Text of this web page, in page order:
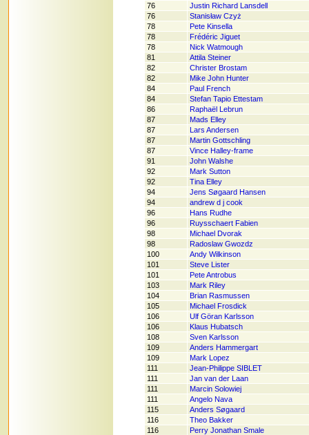
76
Justin Richard Lansdell
76
Stanisław Czyż
78
Pete Kinsella
78
Frédéric Jiguet
78
Nick Watmough
81
Attila Steiner
82
Christer Brostam
82
Mike John Hunter
84
Paul French
84
Stefan Tapio Ettestam
86
Raphaël Lebrun
87
Mads Elley
87
Lars Andersen
87
Martin Gottschling
87
Vince Halley-frame
91
John Walshe
92
Mark Sutton
92
Tina Elley
94
Jens Søgaard Hansen
94
andrew d j cook
96
Hans Rudhe
96
Ruysschaert Fabien
98
Michael Dvorak
98
Radoslaw Gwozdz
100
Andy Wilkinson
101
Steve Lister
101
Pete Antrobus
103
Mark Riley
104
Brian Rasmussen
105
Michael Frosdick
106
Ulf Göran Karlsson
106
Klaus Hubatsch
108
Sven Karlsson
109
Anders Hammergart
109
Mark Lopez
111
Jean-Philippe SIBLET
111
Jan van der Laan
111
Marcin Solowiej
111
Angelo Nava
115
Anders Søgaard
116
Theo Bakker
116
Perry Jonathan Smale